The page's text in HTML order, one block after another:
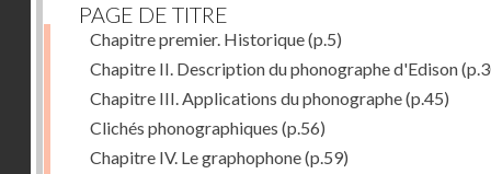
PAGE DE TITRE
Chapitre premier. Historique(p.5)
Chapitre II. Description du phonographe d'Edison
Chapitre III. Applications du phonographe(p.45)
Clichés phonographiques (p.56)
Chapitre IV. Le graphophone(p.59)